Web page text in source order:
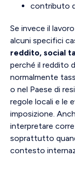
contributo
Se invece il
alcuni specifici
reddito, social
perché il reddito
normalmente
o nel Paese di
regole locali e le
imposizione.
interpretare
soprattutto
contesto